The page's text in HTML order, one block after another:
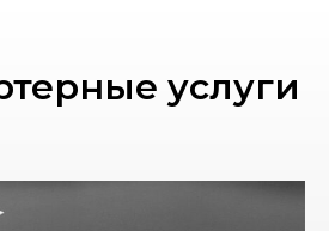
услуги